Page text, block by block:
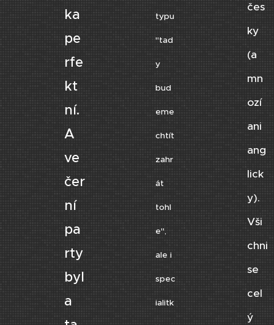
ka
pe
rfe
kt
ní.
A
ve
čer
ní
pa
rty
byl
a
typu
"tad
y
bud
eme
chtít
zahr
át
tohl
e",
ale i
spec
ialitk
čes
ky
(a
mn
ozí
ani
ang
lick
y).
Vši
chni
se
cel
ý